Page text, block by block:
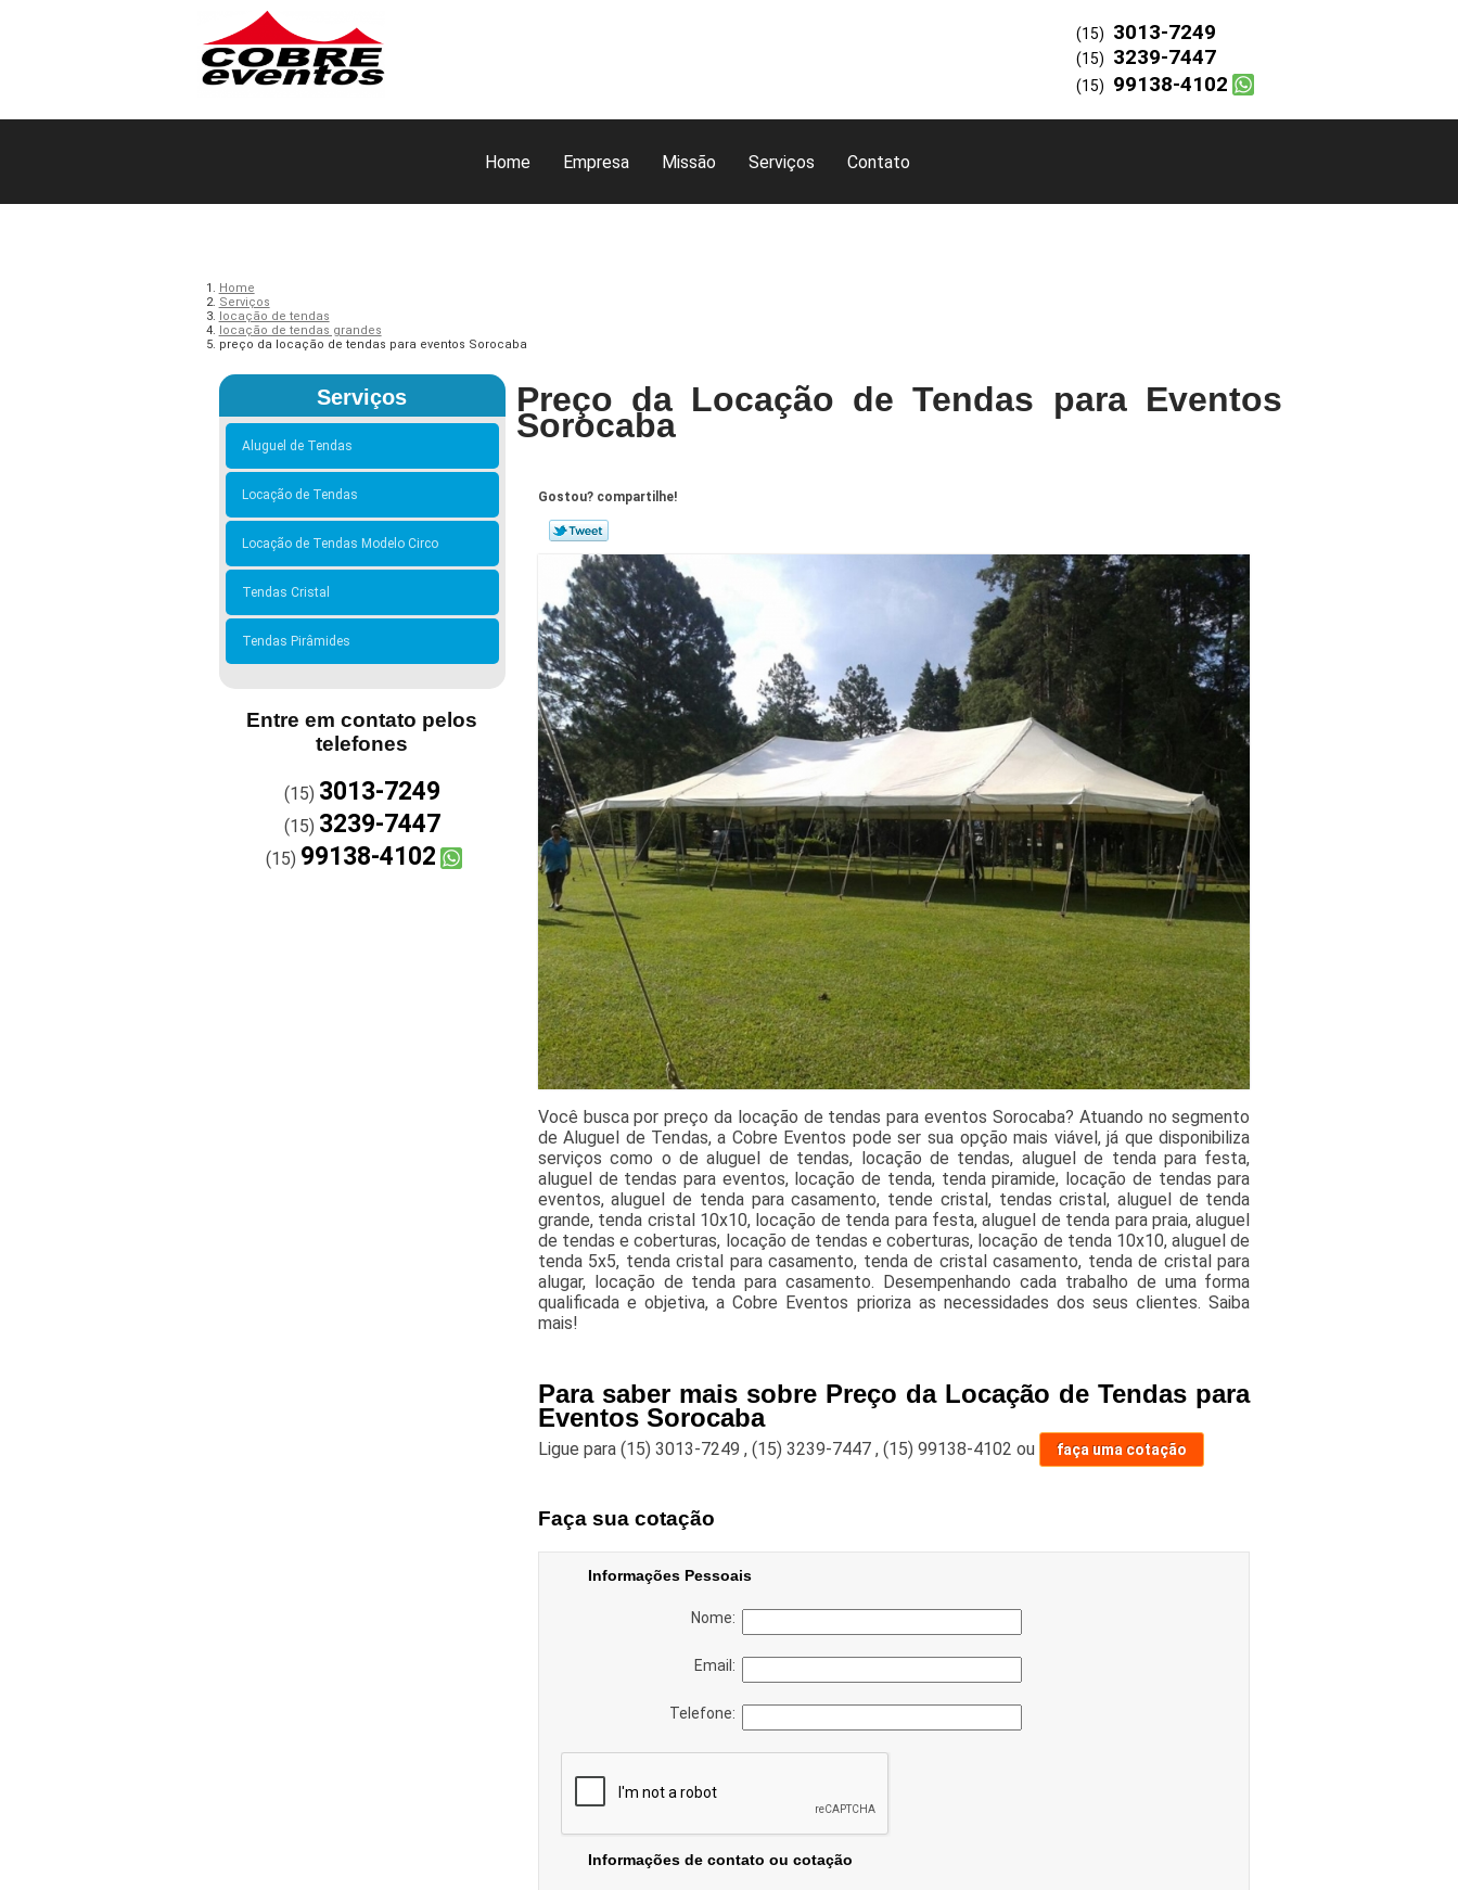
Home Empresa Missão Serviços Contato
(15) 3013-7249
(15) 3239-7447
(15) 99138-4102
Home
Serviços
locação de tendas
locação de tendas grandes
preço da locação de tendas para eventos Sorocaba
Serviços
Aluguel de Tendas
Locação de Tendas
Locação de Tendas Modelo Circo
Tendas Cristal
Tendas Pirâmides
Entre em contato pelos
telefones
(15) 3013-7249
(15) 3239-7447
(15) 99138-4102
Preço da Locação de Tendas para Eventos
Sorocaba
Gostou? compartilhe!
Você busca por preço da locação de tendas para eventos Sorocaba? Atuando no segmento
de Aluguel de Tendas, a Cobre Eventos pode ser sua opção mais viável, já que disponibiliza
serviços como o de aluguel de tendas, locação de tendas, aluguel de tenda para festa,
aluguel de tendas para eventos, locação de tenda, tenda piramide, locação de tendas para
eventos, aluguel de tenda para casamento, tende cristal, tendas cristal, aluguel de tenda
grande, tenda cristal 10x10, locação de tenda para festa, aluguel de tenda para praia, aluguel
de tendas e coberturas, locação de tendas e coberturas, locação de tenda 10x10, aluguel de
tenda 5x5, tenda cristal para casamento, tenda de cristal casamento, tenda de cristal para
alugar, locação de tenda para casamento. Desempenhando cada trabalho de uma forma
qualificada e objetiva, a Cobre Eventos prioriza as necessidades dos seus clientes. Saiba
mais!
Para saber mais sobre Preço da Locação de Tendas para
Eventos Sorocaba
Ligue para (15) 3013-7249 , (15) 3239-7447 , (15) 99138-4102 ou faça uma cotação
Faça sua cotação
Informações Pessoais
Nome:
Email:
Telefone:
Informações de contato ou cotação